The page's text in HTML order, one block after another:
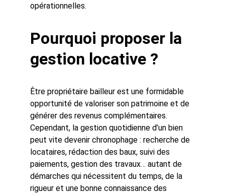
opérationnelles.
Pourquoi proposer la
gestion locative ?
Être propriétaire bailleur est une formidable
opportunité de valoriser son patrimoine et de
générer des revenus complémentaires.
Cependant, la gestion quotidienne d’un bien
peut vite devenir chronophage : recherche de
locataires, rédaction des baux, suivi des
paiements, gestion des travaux… autant de
démarches qui nécessitent du temps, de la
rigueur et une bonne connaissance des